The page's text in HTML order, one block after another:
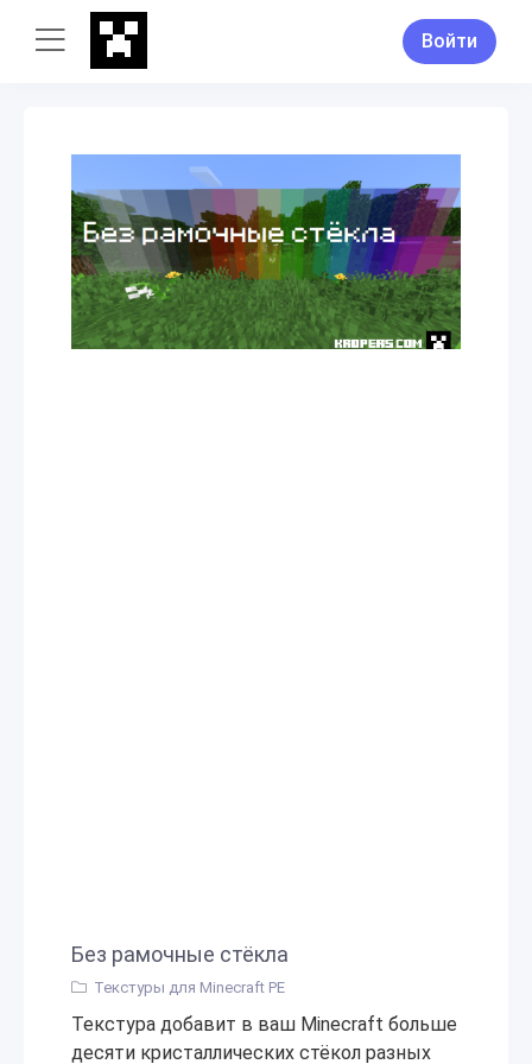
Войти
Без рамочные стёкла
Текстуры для Minecraft PE
Текстура добавит в ваш Minecraft больше
десяти кристаллических стёкол разных